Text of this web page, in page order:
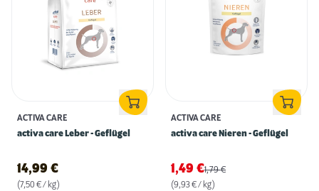
ACTIVA CARE
activa care Leber - Geflügel
14,99 €
(7,50 € / kg)
ACTIVA CARE
activa care Nieren - Geflügel
1,49 €1,79€
(9,93 € / kg)